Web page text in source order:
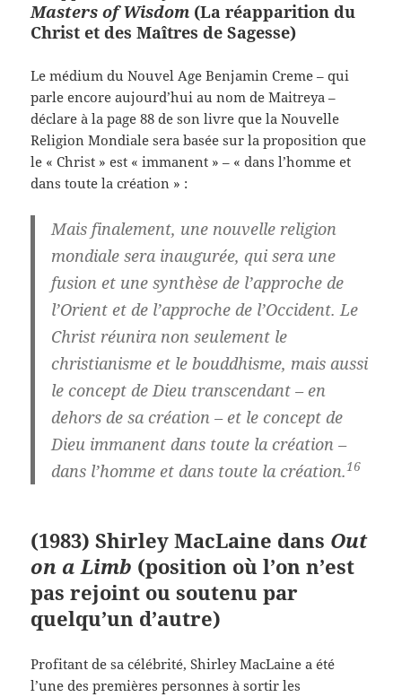
Masters of Wisdom (La réapparition du
Christ et des Maîtres de Sagesse)
Le médium du Nouvel Age Benjamin Creme – qui
parle encore aujourd’hui au nom de Maitreya –
déclare à la page 88 de son livre que la Nouvelle
Religion Mondiale sera basée sur la proposition que
le « Christ » est « immanent » – « dans l’homme et
dans toute la création » :
Mais finalement, une nouvelle religion
mondiale sera inaugurée, qui sera une
fusion et une synthèse de l’approche de
l’Orient et de l’approche de l’Occident. Le
Christ réunira non seulement le
christianisme et le bouddhisme, mais aussi
le concept de Dieu transcendant – en
dehors de sa création – et le concept de
Dieu immanent dans toute la création –
dans l’homme et dans toute la création.16
(1983) Shirley MacLaine dans Out
on a Limb (position où l’on n’est
pas rejoint ou soutenu par
quelqu’un d’autre)
Profitant de sa célébrité, Shirley MacLaine a été
l’une des premières personnes à sortir les